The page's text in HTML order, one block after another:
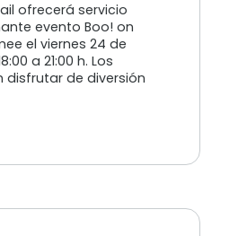
ofrecerá servicio
evento Boo! on
el viernes 24 de
a 21:00 h. Los
de diversión